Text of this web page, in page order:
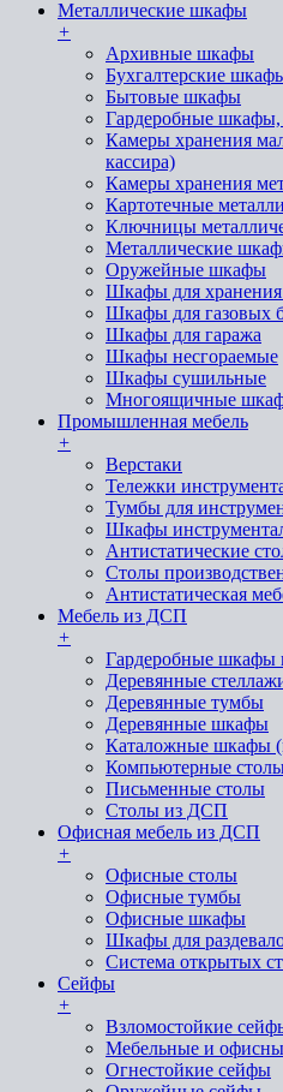
Металлические шкафы
+
Архивные шкафы
Бухгалтерские
Бытовые шкафы
Гардеробные шкафы,
Камеры хранения
кассира)
Камеры хранения
Картотечные
Ключницы
Металлические
Оружейные шкафы
Шкафы для
Шкафы для газовых
Шкафы для гаража
Шкафы несгораемые
Шкафы сушильные
Многоящичные
Промышленная мебель
+
Верстаки
Тележки
Тумбы для
Шкафы
Антистатические
Столы
Антистатическая
Мебель из ДСП
+
Гардеробные
Деревянные
Деревянные тумбы
Деревянные шкафы
Каталожные шкафы
Компьютерные
Письменные столы
Столы из ДСП
Офисная мебель из ДСП
+
Офисные столы
Офисные тумбы
Офисные шкафы
Шкафы для
Система открытых
Сейфы
+
Взломостойкие
Мебельные и
Огнестойкие сейфы